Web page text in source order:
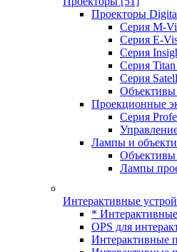
Проекторы
Серия M-
Серия E-
Серия
Серия Titan
Серия
Объективы
Проекционные
Серия
Лампы и
Объективы
Лампы
Интерактивные
*
OPS для
Интерактивные